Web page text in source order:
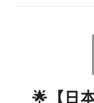
🌟【日